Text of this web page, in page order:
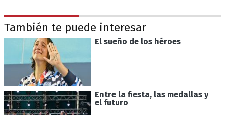
También te puede interesar
El sueño de los héroes
Entre la fiesta, las medallas y
el futuro